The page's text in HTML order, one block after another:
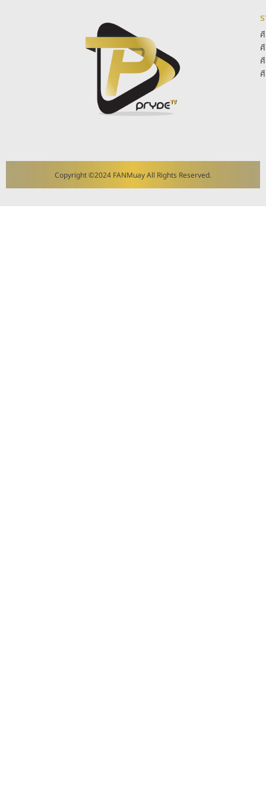
Copyright ©2024 FANMuay All Rights Reserved.